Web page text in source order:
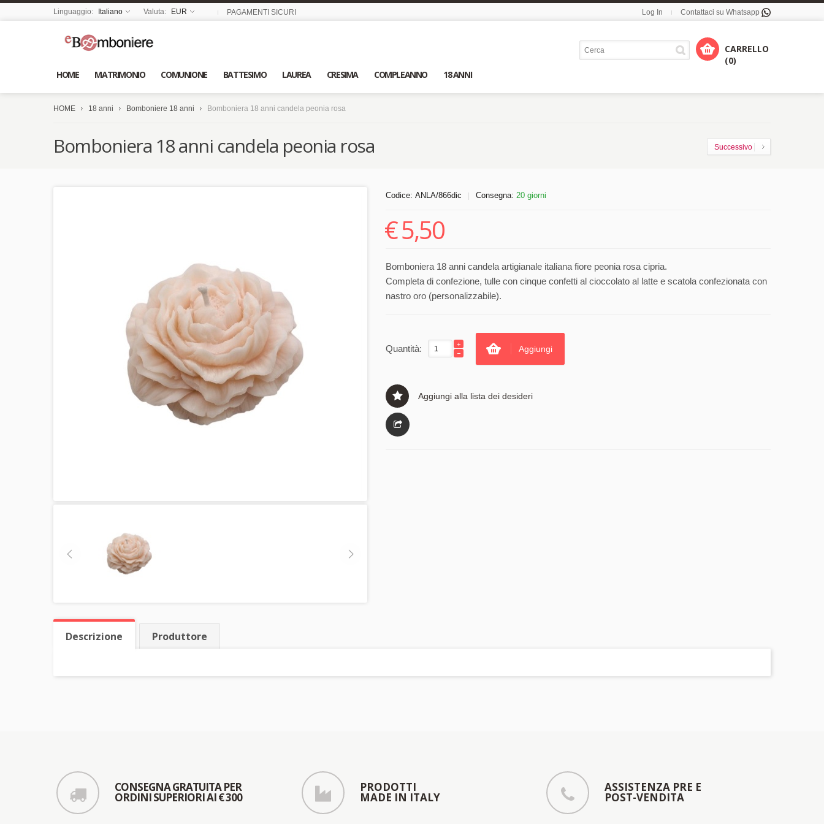
Linguaggio: Italiano Valuta: EUR PAGAMENTI SICURI Log In Contattaci su Whatsapp
HOME MATRIMONIO COMUNIONE BATTESIMO LAUREA CRESIMA COMPLEANNO 18 ANNI
CARRELLO
(0)
HOME 18 anni Bomboniere 18 anni Bomboniera 18 anni candela peonia rosa
Successivo
Bomboniera 18 anni candela peonia rosa
Codice: ANLA/866dic Consegna: 20 giorni
€5,50
Bomboniera 18 anni candela artigianale italiana fiore peonia rosa cipria.
Completa di confezione, tulle con cinque confetti al cioccolato al latte e scatola confezionata con
nastro oro (personalizzabile).
Quantità: Aggiungi
Aggiungi alla lista dei desideri
Descrizione Produttore
CONSEGNA GRATUITA PER
ORDINI SUPERIORI AI € 300
PRODOTTI
MADE IN ITALY
ASSISTENZA PRE E
POST-VENDITA